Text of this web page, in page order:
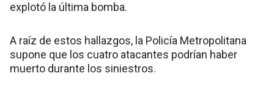
explotó la última bomba.
A raíz de estos hallazgos, la Policía Metropolitana
supone que los cuatro atacantes podrían haber
muerto durante los siniestros.